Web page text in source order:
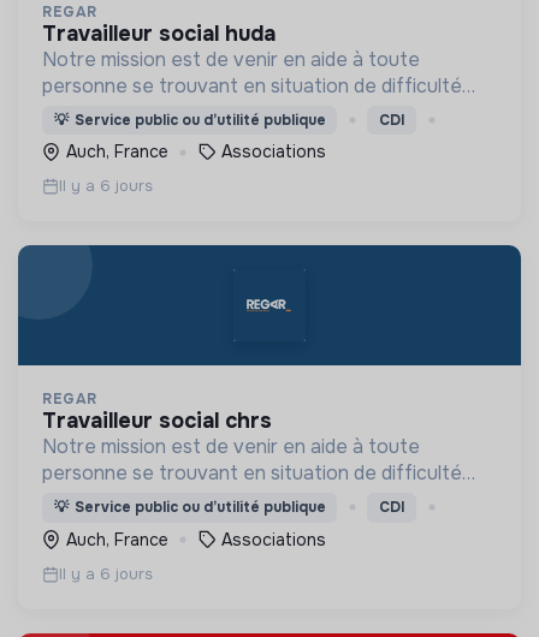
REGAR
travailleur social huda
Notre mission est de venir en aide à toute
personne se trouvant en situation de difficulté
matérielle, en détresse psychique et plus
généralement en situation d’exclusion sociale ou
professionnelle.
💡 Service public ou d’utilité publique CDI
Auch, France Associations
Il y a 6 jours
REGAR
travailleur social chrs
Notre mission est de venir en aide à toute
personne se trouvant en situation de difficulté
matérielle, en détresse psychique et plus
généralement en situation d’exclusion sociale ou
professionnelle.
💡 Service public ou d’utilité publique CDI
Auch, France Associations
Il y a 6 jours